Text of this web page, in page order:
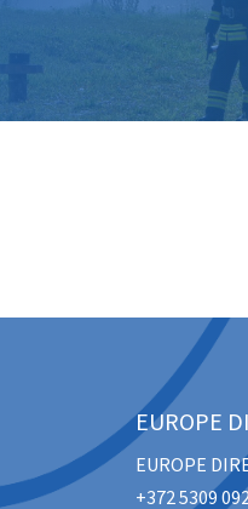
EUROPE
EUROPE
+372 5309